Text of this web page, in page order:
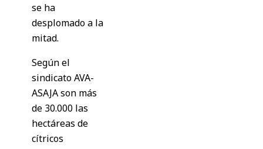
se ha
desplomado a la
mitad.
Según el
sindicato AVA-
ASAJA son más
de 30.000 las
hectáreas de
cítricos